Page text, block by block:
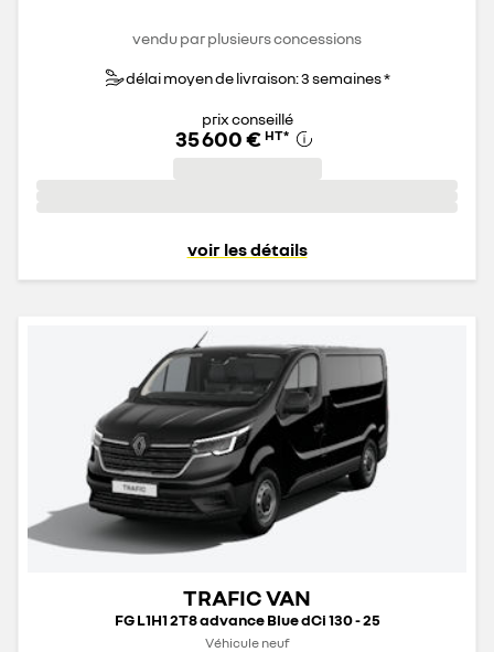
vendu par plusieurs concessions
délai moyen de livraison: 3 semaines *
prix conseillé
35 600 € HT*
voir les détails
TRAFIC VAN
FG L1H1 2T8 advance Blue dCi 130 - 25
Véhicule neuf